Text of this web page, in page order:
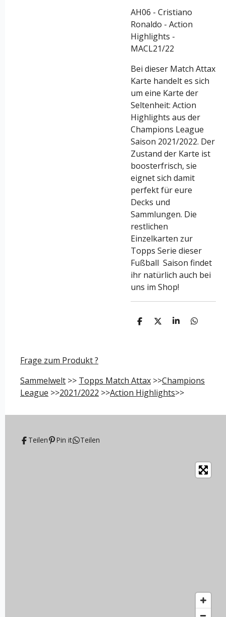
AH06 - Cristiano
Ronaldo - Action
Highlights -
MACL21/22
Bei dieser Match Attax
Karte handelt es sich
um eine Karte der
Seltenheit: Action
Highlights aus der
Champions League
Saison 2021/2022. Der
Zustand der Karte ist
boosterfrisch, sie
eignet sich damit
perfekt für eure
Decks und
Sammlungen. Die
restlichen
Einzelkarten zur
Topps Serie dieser
Fußball Saison findet
ihr natürlich auch bei
uns im Shop!
T
T
T
T
Frage zum Produkt ?
Sammelwelt >> Topps Match Attax >>Champions
League >>2021/2022 >>Action Highlights>>
Teilen Pin it Teilen